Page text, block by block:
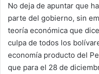
No deja de apuntar que
parte del gobierno, sin
teoría económica que
culpa de todos los
economía producto del
que para el 28 de